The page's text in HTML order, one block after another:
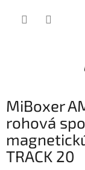
MiBoxer
rohová
TRACK 20